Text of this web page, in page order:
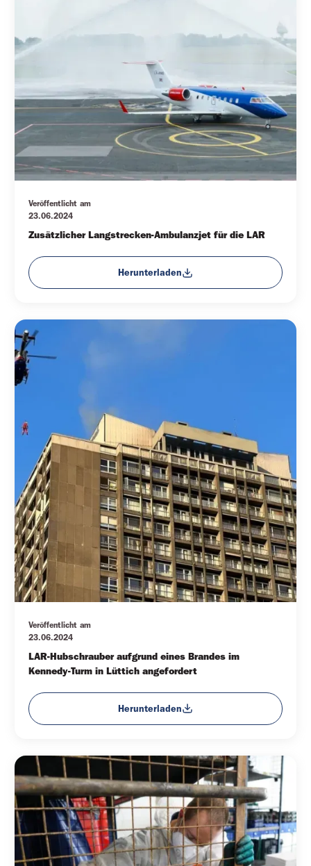
Veröffentlicht am
23.06.2024
Zusätzlicher Langstrecken-Ambulanzjet für die LAR
Herunterladen
Veröffentlicht am
23.06.2024
LAR-Hubschrauber aufgrund eines Brandes im
Kennedy-Turm in Lüttich angefordert
Herunterladen